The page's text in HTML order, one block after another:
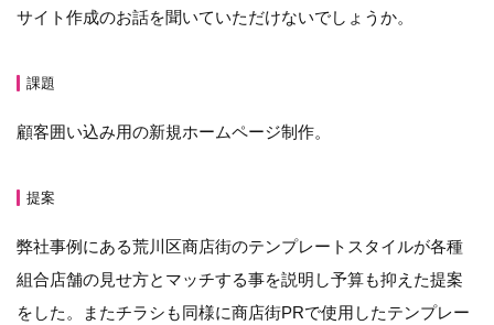
サイト作成のお話を聞いていただけないでしょうか。
課題
顧客囲い込み用の新規ホームページ制作。
提案
弊社事例にある荒川区商店街のテンプレートスタイルが各種
組合店舗の見せ方とマッチする事を説明し予算も抑えた提案
をした。またチラシも同様に商店街PRで使用したテンプレー